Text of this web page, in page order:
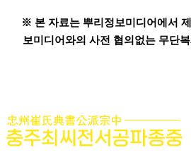
※ 본 자료는 뿌리정보미디어에서
보미디어와의 사전 협의없는 무단